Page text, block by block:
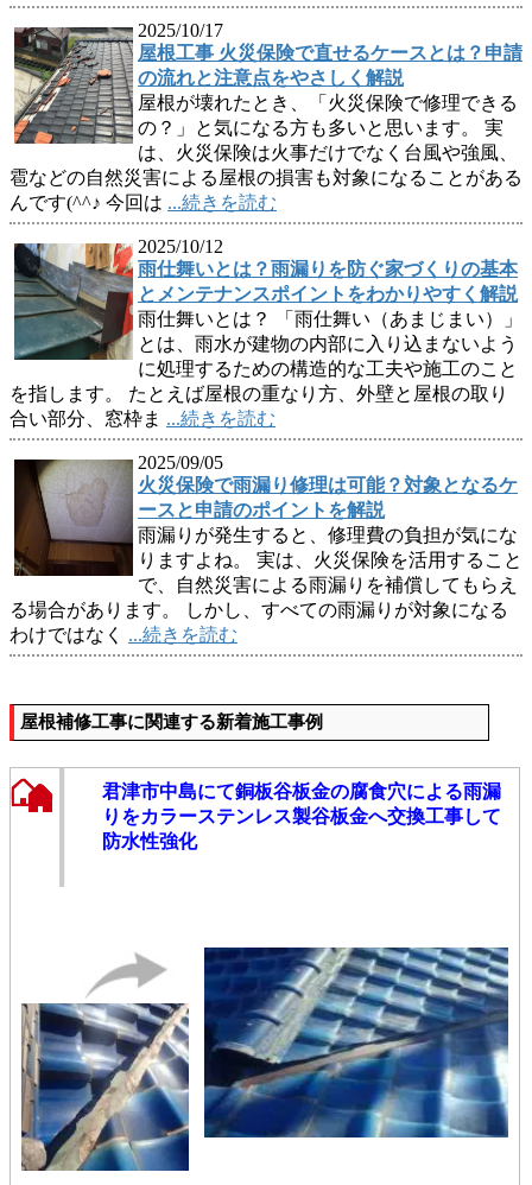
2025/10/17
屋根工事 火災保険で直せるケースとは？申請
の流れと注意点をやさしく解説
屋根が壊れたとき、「火災保険で修理できる
の？」と気になる方も多いと思います。 実
は、火災保険は火事だけでなく台風や強風、
雹などの自然災害による屋根の損害も対象になることがある
んです(^^♪ 今回は ...続きを読む
2025/10/12
雨仕舞いとは？雨漏りを防ぐ家づくりの基本
とメンテナンスポイントをわかりやすく解説
雨仕舞いとは？ 「雨仕舞い（あまじまい）」
とは、雨水が建物の内部に入り込まないよう
に処理するための構造的な工夫や施工のこと
を指します。 たとえば屋根の重なり方、外壁と屋根の取り
合い部分、窓枠ま ...続きを読む
2025/09/05
火災保険で雨漏り修理は可能？対象となるケ
ースと申請のポイントを解説
雨漏りが発生すると、修理費の負担が気にな
りますよね。 実は、火災保険を活用すること
で、自然災害による雨漏りを補償してもらえ
る場合があります。 しかし、すべての雨漏りが対象になる
わけではなく ...続きを読む
屋根補修工事に関連する新着施工事例
君津市中島にて銅板谷板金の腐食穴による雨漏
りをカラーステンレス製谷板金へ交換工事して
防水性強化